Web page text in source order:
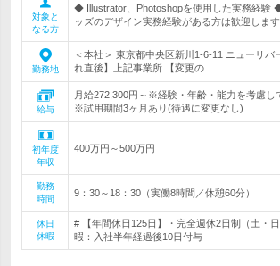
対象と
なる方
◆ Illustrator、Photoshopを使用した実務経験
ッズのデザイン実務経験がある方は歓迎します
勤務地
＜本社＞ 東京都中央区新川1-6-11 ニューリバ
れ直後】上記事業所 【変更の…
給与
月給272,300円～※経験・年齢・能力を考慮し
※試用期間3ヶ月あり(待遇に変更なし)
初年度
年収
400万円～500万円
勤務
時間
9：30～18：30（実働8時間／休憩60分）
休日
休暇
# 【年間休日125日】・完全週休2日制（土・
暇：入社半年経過後10日付与